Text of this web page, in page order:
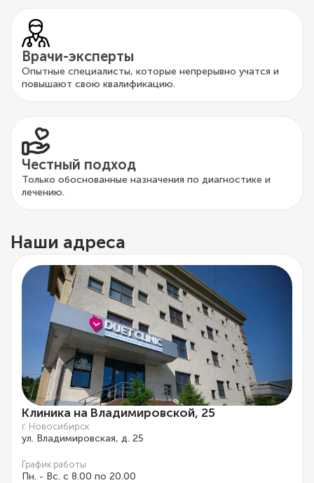
Врачи-эксперты
Опытные специалисты, которые непрерывно учатся и
повышают свою квалификацию.
Честный подход
Только обоснованные назначения по диагностике и
лечению.
Наши адреса
Клиника на Владимировской, 25
г. Новосибирск
ул. Владимировская, д. 25
График работы
Пн. - Вс. с 8.00 по 20.00